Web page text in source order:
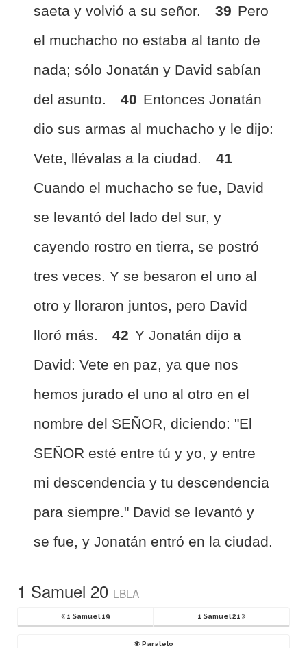
saeta y volvió a su señor.
39 Pero
el muchacho no estaba al tanto de
nada; sólo Jonatán y David sabían
del asunto.
40 Entonces Jonatán
dio sus armas al muchacho y le dijo:
Vete, llévalas a la ciudad.
41
Cuando el muchacho se fue, David
se levantó del lado del sur, y
cayendo rostro en tierra, se postró
tres veces. Y se besaron el uno al
otro y lloraron juntos, pero David
lloró más.
42 Y Jonatán dijo a
David: Vete en paz, ya que nos
hemos jurado el uno al otro en el
nombre del SEÑOR, diciendo: "El
SEÑOR esté entre tú y yo, y entre
mi descendencia y tu descendencia
para siempre." David se levantó y
se fue, y Jonatán entró en la ciudad.
1 Samuel 20 LBLA
1 Samuel 19 1 Samuel 21
Paralelo